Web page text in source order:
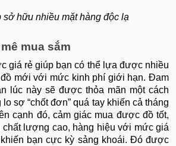
sở hữu nhiều mặt hàng độc lạ
mua sắm
giá rẻ giúp bạn có thể lựa được nhiều
mới với mức kinh phí giới hạn. Đam
lúc này sẽ được thỏa mãn một cách
sợ “chốt đơn” quá tay khiến cả tháng
cạnh đó, cảm giác mua được đồ tốt,
chất lượng cao, hàng hiệu với mức giá
bạn cực kỳ sảng khoái. Đó được